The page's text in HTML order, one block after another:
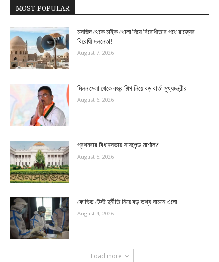
MOST POPULAR
মসজিদ থেকে মাইক খোলা নিয়ে বিরোধীতার পথে রাজ্যের
বিরোধী দলনেতা!
August 7, 2026
মিলন মেলা থেকে বস্ত্র শিল্প নিয়ে বড় বার্তা মুখ্যমন্ত্রীর
August 6, 2026
প্রথমবার বিধানসভায় সাসপেন্ড মার্শাল?
August 5, 2026
কোভিড টেস্ট দুর্নীতি নিয়ে বড় তথ্য সামনে এলো
August 4, 2026
Load more